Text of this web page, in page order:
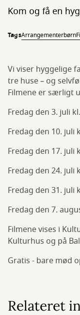
Kom og få en
TagsArrangementerbørn
Vi viser hyggelige
tre huse – og
Filmene er særligt
Fredag den 3. juli
Fredag den 10. juli
Fredag den 17. juli
Fredag den 24. juli
Fredag den 31. juli
Fredag den 7.
Filmene vises i
Kulturhus og på
Gratis - bare mød
Relateret